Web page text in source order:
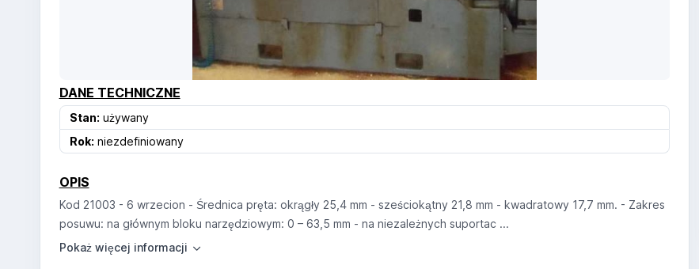
DANE TECHNICZNE
Stan: używany
Rok: niezdefiniowany
OPIS
Kod 21003 - 6 wrzecion - Średnica pręta: okrągły 25,4 mm - sześciokątny 21,8 mm - kwadratowy 17,7 mm. - Zakres
posuwu: na głównym bloku narzędziowym: 0 – 63,5 mm - na niezależnych suportac ...